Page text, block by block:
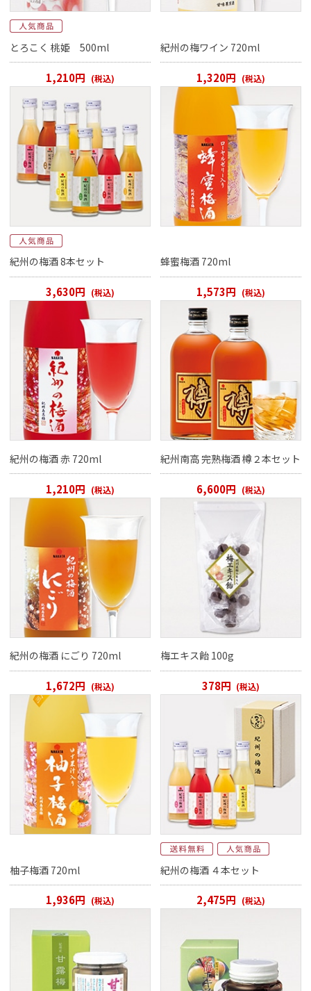
とろこく 桃姫 500ml
1,210円 (税込)
紀州の梅ワイン 720ml
1,320円 (税込)
紀州の梅酒 8本セット
3,630円 (税込)
蜂蜜梅酒 720ml
1,573円 (税込)
紀州の梅酒 赤 720ml
1,210円 (税込)
紀州南高 完熟梅酒 樽２本セット
6,600円 (税込)
紀州の梅酒 にごり 720ml
1,672円 (税込)
梅エキス飴 100g
378円 (税込)
柚子梅酒 720ml
1,936円 (税込)
紀州の梅酒 ４本セット
2,475円 (税込)